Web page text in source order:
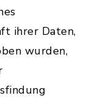
ihrer Daten,
wurden,